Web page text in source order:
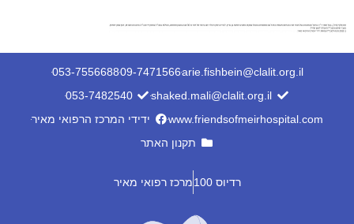
arie.fishbein@clalit.org.il
09-7471566
053-7556688
shaked.mali@clalit.org.il
053-7482540
www.friendsofmeirhospital.com
ידידי המרכז הרפואי מאיר
תקנון האתר
רדיוס 100 מרכז רפואי מאיר